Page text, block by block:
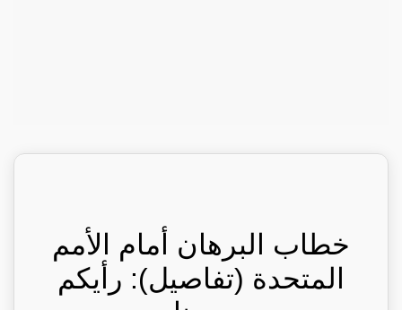
خطاب البرهان أمام الأمم
المتحدة (تفاصيل): رأيكم